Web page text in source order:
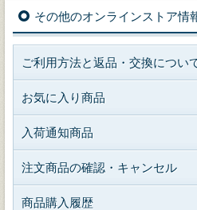
その他のオンラインストア情
ご利用方法と返品・交換につい
お気に入り商品
入荷通知商品
注文商品の確認・キャンセル
商品購入履歴